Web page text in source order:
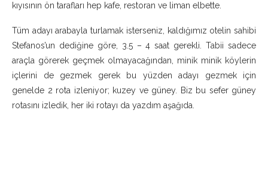
kıyısının ön tarafları hep kafe, restoran ve liman elbette.
Tüm adayı arabayla turlamak isterseniz, kaldığımız otelin sahibi
Stefanos’un dediğine göre, 3.5 – 4 saat gerekli. Tabii sadece
araçla görerek geçmek olmayacağından, minik minik köylerin
içlerini de gezmek gerek bu yüzden adayı gezmek için
genelde 2 rota izleniyor; kuzey ve güney. Biz bu sefer güney
rotasını izledik, her iki rotayı da yazdım aşağıda.